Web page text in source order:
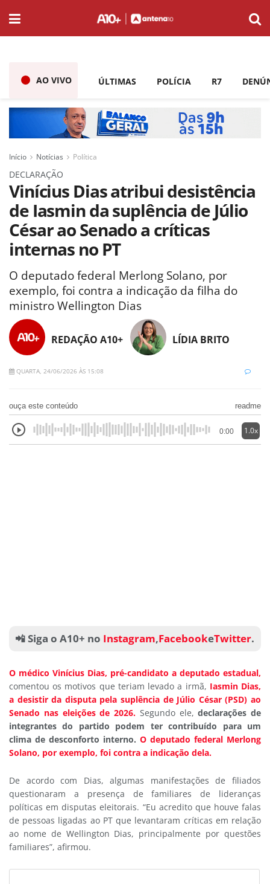
AO VIVO ÚLTIMAS POLÍCIA R7
Início Notícias Política
DECLARAÇÃO
Vinícius Dias atribui desistência
de Iasmin da suplência de Júlio
César ao Senado a críticas
internas no PT
O deputado federal Merlong Solano, por
exemplo, foi contra a indicação da filha do
ministro Wellington Dias
REDAÇÃO A10+ LÍDIA BRITO
QUARTA, 24/06/2026 ÀS 15:08
ouça este conteúdo readme
0:00 1.0x
📲 Siga o A10+ no Instagram,FacebookeTwitter.
O médico Vinícius Dias, pré-candidato a deputado estadual,
comentou os motivos que teriam levado a irmã, Iasmin Dias,
a desistir da disputa pela suplência de Júlio César (PSD) ao
Senado nas eleições de 2026. Segundo ele,declarações de
integrantes do partido podem ter contribuído para um
clima de desconforto interno. O deputado federal Merlong
Solano, por exemplo, foi contra a indicação dela.
De acordo com Dias, algumas manifestações de filiados
questionaram a presença de familiares de lideranças
políticas em disputas eleitorais. “Eu acredito que houve falas
de pessoas ligadas ao PT que levantaram críticas em relação
ao nome de Wellington Dias, principalmente por questões
familiares”, afirmou.